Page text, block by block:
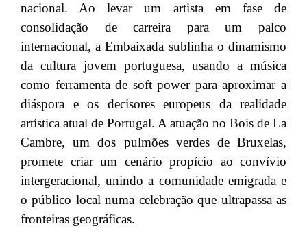
nacional. Ao levar um artista em fase de
consolidação de carreira para um palco
internacional, a Embaixada sublinha o dinamismo
da cultura jovem portuguesa, usando a música
como ferramenta de soft power para aproximar a
diáspora e os decisores europeus da realidade
artística atual de Portugal. A atuação no Bois de La
Cambre, um dos pulmões verdes de Bruxelas,
promete criar um cenário propício ao convívio
intergeracional, unindo a comunidade emigrada e
o público local numa celebração que ultrapassa as
fronteiras geográficas.